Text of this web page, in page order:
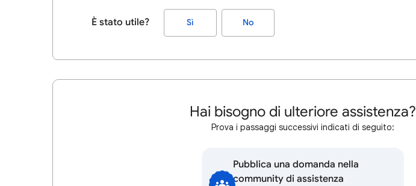
È stato utile? Sì No
Hai bisogno di ulteriore assistenza?
Prova i passaggi successivi indicati di seguito:
Pubblica una domanda nella
community di assistenza